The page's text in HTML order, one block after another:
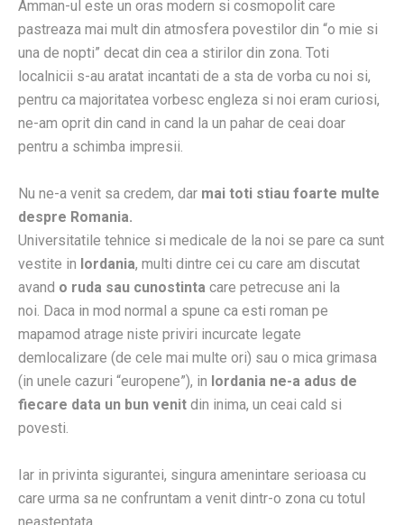
Amman-ul este un oras modern si cosmopolit care
pastreaza mai mult din atmosfera povestilor din “o mie si
una de nopti” decat din cea a stirilor din zona. Toti
localnicii s-au aratat incantati de a sta de vorba cu noi si,
pentru ca majoritatea vorbesc engleza si noi eram curiosi,
ne-am oprit din cand in cand la un pahar de ceai doar
pentru a schimba impresii.
Nu ne-a venit sa credem, dar mai toti stiau foarte multe
despre Romania.
Universitatile tehnice si medicale de la noi se pare ca sunt
vestite in Iordania, multi dintre cei cu care am discutat
avand o ruda sau cunostinta care petrecuse ani la
noi. Daca in mod normal a spune ca esti roman pe
mapamod atrage niste priviri incurcate legate
demlocalizare (de cele mai multe ori) sau o mica grimasa
(in unele cazuri “europene”), in Iordania ne-a adus de
fiecare data un bun venit din inima, un ceai cald si
povesti.
Iar in privinta sigurantei, singura amenintare serioasa cu
care urma sa ne confruntam a venit dintr-o zona cu totul